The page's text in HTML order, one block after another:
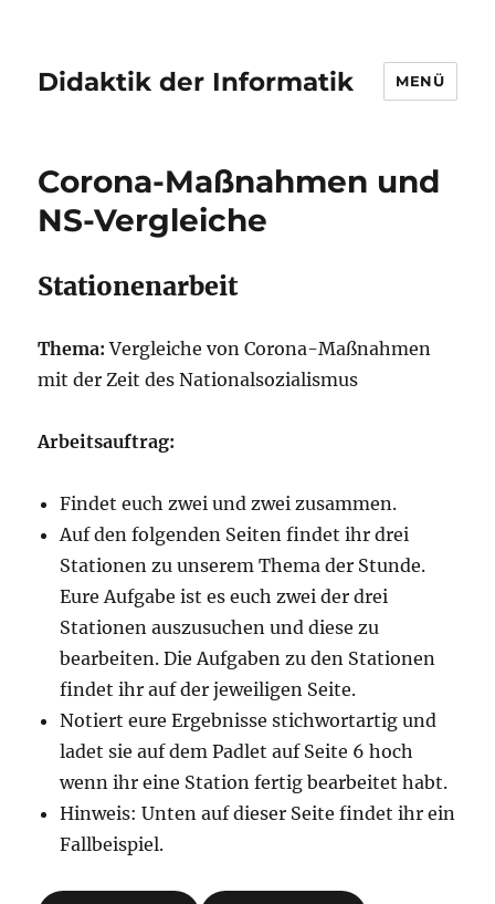
Didaktik der Informatik MENÜ
Corona-Maßnahmen und
NS-Vergleiche
Stationenarbeit
Thema: Vergleiche von Corona-Maßnahmen
mit der Zeit des Nationalsozialismus
Arbeitsauftrag:
Findet euch zwei und zwei zusammen.
Auf den folgenden Seiten findet ihr drei
Stationen zu unserem Thema der Stunde.
Eure Aufgabe ist es euch zwei der drei
Stationen auszusuchen und diese zu
bearbeiten. Die Aufgaben zu den Stationen
findet ihr auf der jeweiligen Seite.
Notiert eure Ergebnisse stichwortartig und
ladet sie auf dem Padlet auf Seite 6 hoch
wenn ihr eine Station fertig bearbeitet habt.
Hinweis: Unten auf dieser Seite findet ihr ein
Fallbeispiel.